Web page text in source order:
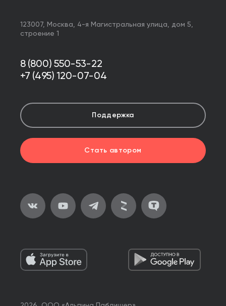
123007, Москва, 4-я Магистральная улица, дом 5,
строение 1
8 (800) 550-53-22
+7 (495) 120-07-04
Поддержка
Стать автором